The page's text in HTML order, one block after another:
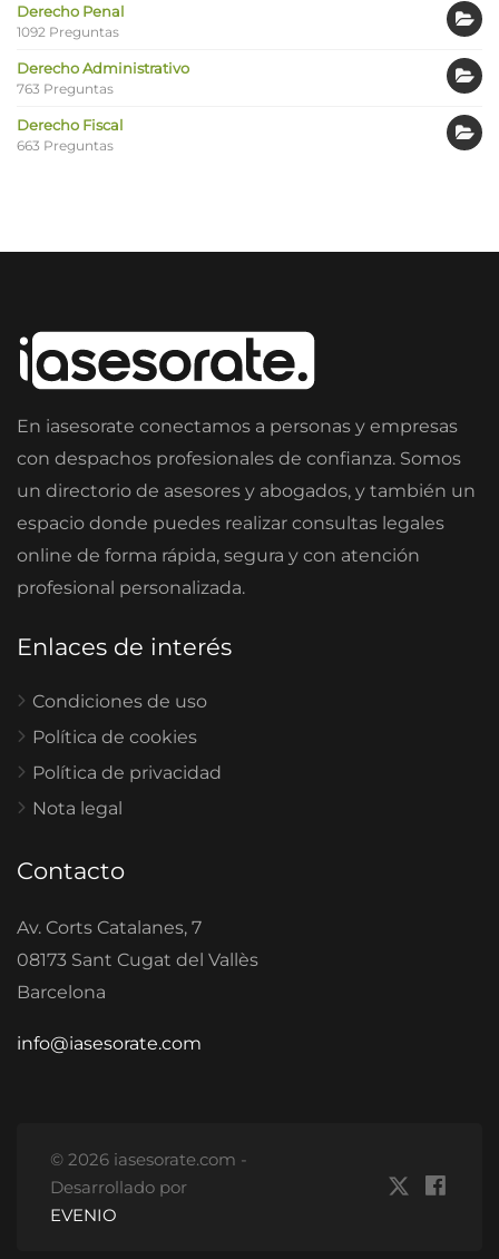
Derecho Penal
1092 Preguntas
Derecho Administrativo
763 Preguntas
Derecho Fiscal
663 Preguntas
En iasesorate conectamos a personas y empresas
con despachos profesionales de confianza. Somos
un directorio de asesores y abogados, y también un
espacio donde puedes realizar consultas legales
online de forma rápida, segura y con atención
profesional personalizada.
Enlaces de interés
Condiciones de uso
Política de cookies
Política de privacidad
Nota legal
Contacto
Av. Corts Catalanes, 7
08173 Sant Cugat del Vallès
Barcelona
info@iasesorate.com
© 2026 iasesorate.com -
Desarrollado por
EVENIO